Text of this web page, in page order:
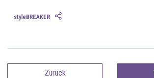
styleBREAKER
Zurück